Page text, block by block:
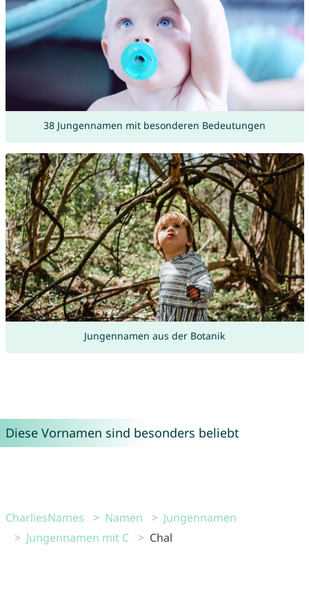
38 Jungennamen mit besonderen Bedeutungen
Jungennamen aus der Botanik
Diese Vornamen sind besonders beliebt
CharliesNames Namen
Jungennamen
Jungennamen mit C
Chal